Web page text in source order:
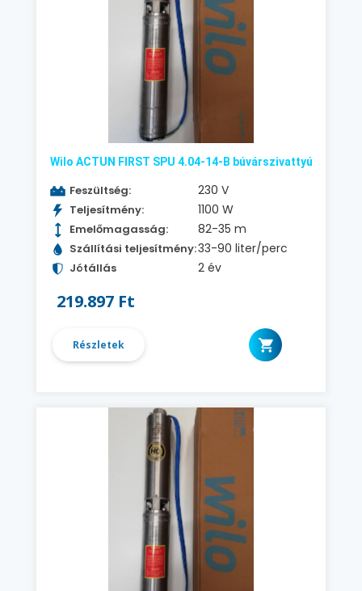
Wilo ACTUN FIRST SPU 4.04-14-B búvárszivattyú
Feszültség: 230 V
Teljesítmény: 1100 W
Emelőmagasság: 82-35 m
Szállítási teljesítmény:33-90 liter/perc
Jótállás 2 év
219.897 Ft
Részletek